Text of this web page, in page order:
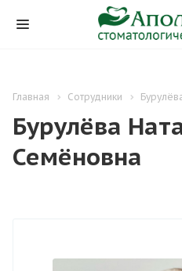
Главная Сотрудники
Бурулёва
Семёновна